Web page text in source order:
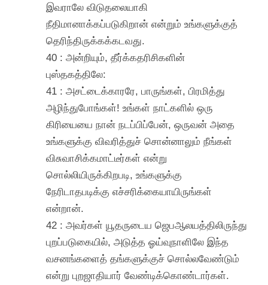
இவராலே விடுதலையாகி
நீதிமானாக்கப்படுகிறான் என்றும் உங்களுக்குத்
தெரிந்திருக்கக்கடவது.
40 : அன்றியும், தீர்க்கதரிசிகளின்
புஸ்தகத்திலே:
41 : அசட்டைக்காரரே, பாருங்கள், பிரமித்து
அழிந்துபோங்கள்! உங்கள் நாட்களில் ஒரு
கிரியையை நான் நடப்பிப்பேன், ஒருவன் அதை
உங்களுக்கு விவரித்துச் சொன்னாலும் நீங்கள்
விசுவாசிக்கமாட்டீர்கள் என்று
சொல்லியிருக்கிறபடி, உங்களுக்கு
நேரிடாதபடிக்கு எச்சரிக்கையாயிருங்கள்
என்றான்.
42 : அவர்கள் யூதருடைய ஜெபஆலயத்திலிருந்து
புறப்படுகையில், அடுத்த ஓய்வுநாளிலே இந்த
வசனங்களைத் தங்களுக்குச் சொல்லவேண்டும்
என்று புறஜாதியார் வேண்டிக்கொண்டார்கள்.